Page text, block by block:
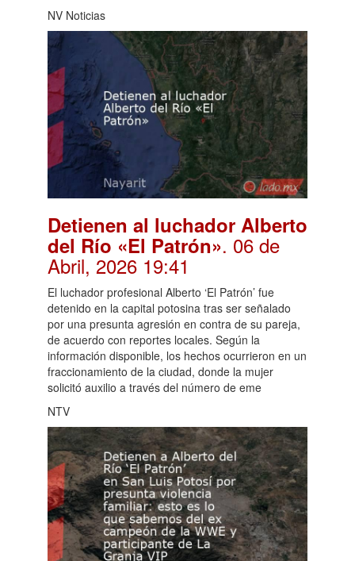
NV Noticias
Detienen al luchador Alberto
del Río «El Patrón». 06 de
Abril, 2026 19:41
El luchador profesional Alberto ‘El Patrón’ fue
detenido en la capital potosina tras ser señalado
por una presunta agresión en contra de su pareja,
de acuerdo con reportes locales. Según la
información disponible, los hechos ocurrieron en un
fraccionamiento de la ciudad, donde la mujer
solicitó auxilio a través del número de eme
NTV